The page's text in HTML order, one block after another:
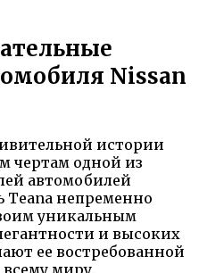
Nissan
истории
чертам одной из
автомобилей
Teana непременно
уникальным
и высоких
ее востребованной
миру.